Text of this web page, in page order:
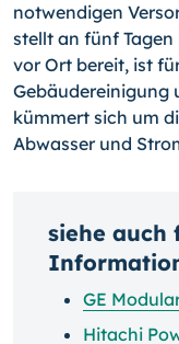
notwendigen
stellt an fünf
vor Ort bereit, ist
Gebäudereinigung
kümmert sich um
Abwasser und
siehe auch
GE
Hitachi